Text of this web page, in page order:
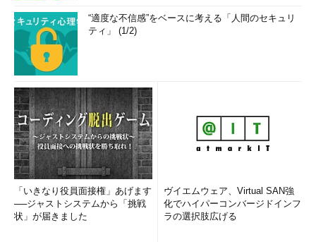
“適度な不信感”をベースに考える「人間のセキュリ
ティ」 (1/2)
「いきなり役員面接権」あげます
──ジャストシステムから「挑戦
状」が届きました
ヴイエムウェア、Virtual SAN強
化でハイパーコンバージドインフ
ラの選択肢広げる